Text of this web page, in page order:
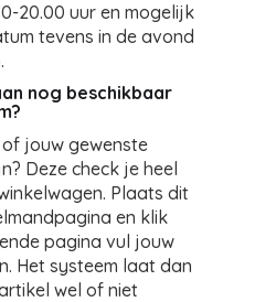
20.00 uur en mogelijk
tevens in de avond
nog beschikbaar
jouw gewenste
Deze check je heel
Plaats dit
en klik
pagina vul jouw
Het systeem laat dan
wel of niet